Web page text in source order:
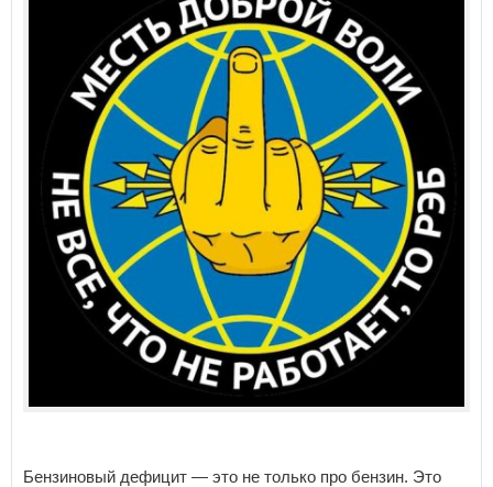
Бензиновый дефицит — это не только про бензин. Это